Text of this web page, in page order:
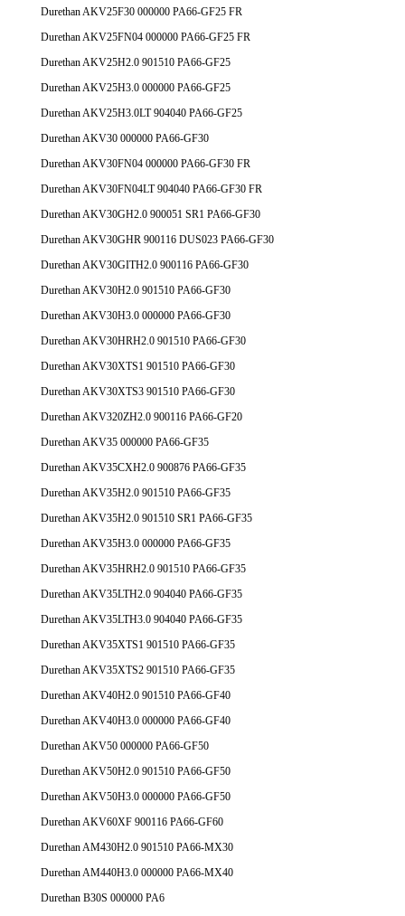
Durethan AKV25F30 000000 PA66-GF25 FR
Durethan AKV25FN04 000000 PA66-GF25 FR
Durethan AKV25H2.0 901510 PA66-GF25
Durethan AKV25H3.0 000000 PA66-GF25
Durethan AKV25H3.0LT 904040 PA66-GF25
Durethan AKV30 000000 PA66-GF30
Durethan AKV30FN04 000000 PA66-GF30 FR
Durethan AKV30FN04LT 904040 PA66-GF30 FR
Durethan AKV30GH2.0 900051 SR1 PA66-GF30
Durethan AKV30GHR 900116 DUS023 PA66-GF30
Durethan AKV30GITH2.0 900116 PA66-GF30
Durethan AKV30H2.0 901510 PA66-GF30
Durethan AKV30H3.0 000000 PA66-GF30
Durethan AKV30HRH2.0 901510 PA66-GF30
Durethan AKV30XTS1 901510 PA66-GF30
Durethan AKV30XTS3 901510 PA66-GF30
Durethan AKV320ZH2.0 900116 PA66-GF20
Durethan AKV35 000000 PA66-GF35
Durethan AKV35CXH2.0 900876 PA66-GF35
Durethan AKV35H2.0 901510 PA66-GF35
Durethan AKV35H2.0 901510 SR1 PA66-GF35
Durethan AKV35H3.0 000000 PA66-GF35
Durethan AKV35HRH2.0 901510 PA66-GF35
Durethan AKV35LTH2.0 904040 PA66-GF35
Durethan AKV35LTH3.0 904040 PA66-GF35
Durethan AKV35XTS1 901510 PA66-GF35
Durethan AKV35XTS2 901510 PA66-GF35
Durethan AKV40H2.0 901510 PA66-GF40
Durethan AKV40H3.0 000000 PA66-GF40
Durethan AKV50 000000 PA66-GF50
Durethan AKV50H2.0 901510 PA66-GF50
Durethan AKV50H3.0 000000 PA66-GF50
Durethan AKV60XF 900116 PA66-GF60
Durethan AM430H2.0 901510 PA66-MX30
Durethan AM440H3.0 000000 PA66-MX40
Durethan B30S 000000 PA6